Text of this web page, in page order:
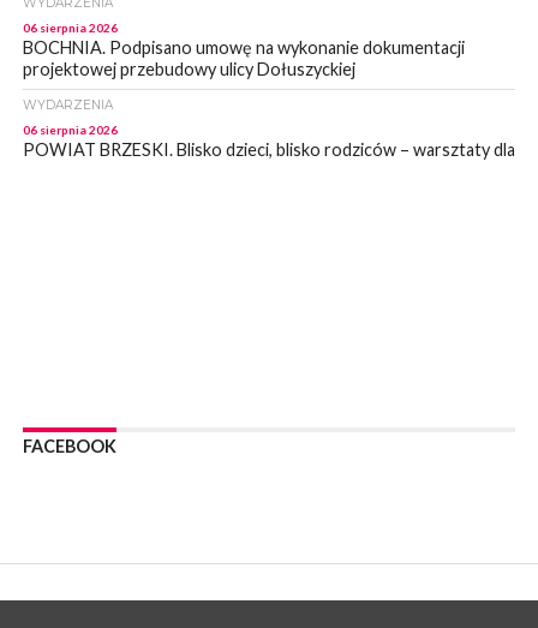
06 sierpnia 2026
BOCHNIA. Podpisano umowę na wykonanie dokumentacji
projektowej przebudowy ulicy Dołuszyckiej
WYDARZENIA
06 sierpnia 2026
POWIAT BRZESKI. Blisko dzieci, blisko rodziców – warsztaty dla
06 sierpnia 2026
LIPNICA MUROWANA. Oddaj krew, pomóż potrzebującym!
FACEBOOK